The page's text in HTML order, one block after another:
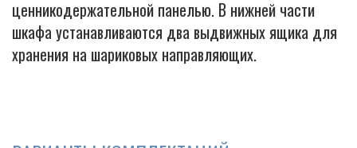
ценникодержательной панелью. В нижней части
шкафа устанавливаются два выдвижных ящика для
хранения на шариковых направляющих.